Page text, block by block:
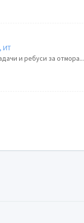
ИТ
и ребуси за отмора...